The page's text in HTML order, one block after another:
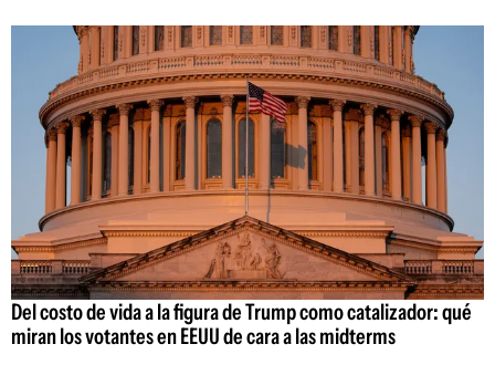
Del costo de vida a la figura de Trump como catalizador: qué
miran los votantes en EEUU de cara a las midterms